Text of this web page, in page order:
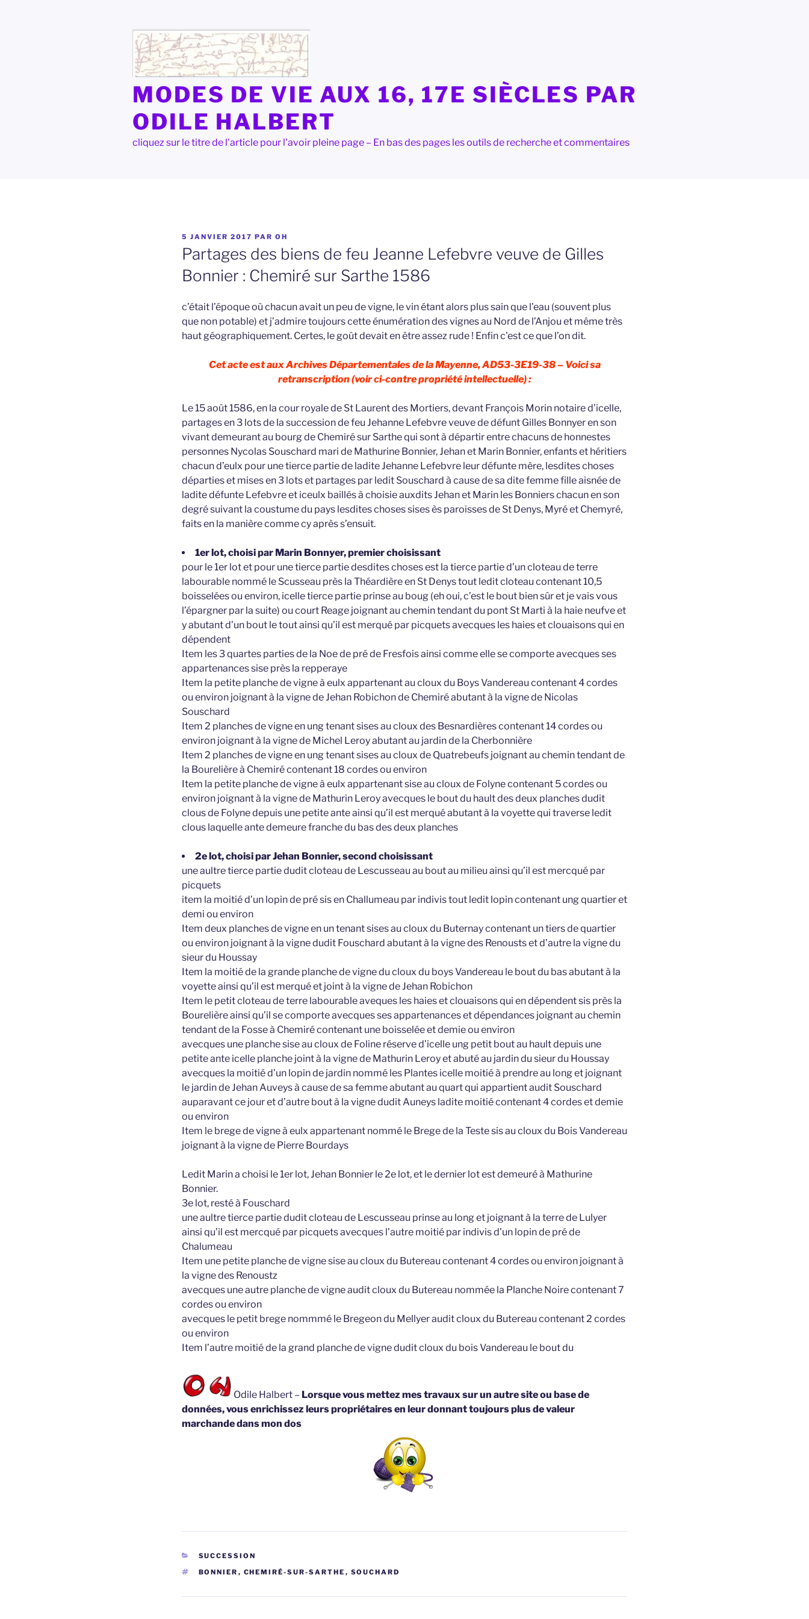
MODES DE VIE AUX 16, 17E SIÈCLES PAR
ODILE HALBERT
cliquez sur le titre de l'article pour l'avoir pleine page – En bas des pages les outils de recherche et commentaires
PUBLIÉ
LE
5 JANVIER 2017 PAR OH
Partages des biens de feu Jeanne Lefebvre veuve de Gilles
Bonnier : Chemiré sur Sarthe 1586
c’était l’époque où chacun avait un peu de vigne, le vin étant alors plus sain que l’eau (souvent plus
que non potable) et j’admire toujours cette énumération des vignes au Nord de l’Anjou et même très
haut géographiquement. Certes, le goût devait en être assez rude ! Enfin c’est ce que l’on dit.
Cet acte est aux Archives Départementales de la Mayenne, AD53-3E19-38 – Voici sa
retranscription (voir ci-contre propriété intellectuelle) :
Le 15 août 1586, en la cour royale de St Laurent des Mortiers, devant François Morin notaire d’icelle,
partages en 3 lots de la succession de feu Jehanne Lefebvre veuve de défunt Gilles Bonnyer en son
vivant demeurant au bourg de Chemiré sur Sarthe qui sont à départir entre chacuns de honnestes
personnes Nycolas Souschard mari de Mathurine Bonnier, Jehan et Marin Bonnier, enfants et héritiers
chacun d’eulx pour une tierce partie de ladite Jehanne Lefebvre leur défunte mère, lesdites choses
départies et mises en 3 lots et partages par ledit Souschard à cause de sa dite femme fille aisnée de
ladite défunte Lefebvre et iceulx baillés à choisie auxdits Jehan et Marin les Bonniers chacun en son
degré suivant la coustume du pays lesdites choses sises ès paroisses de St Denys, Myré et Chemyré,
faits en la manière comme cy après s’ensuit.
1er lot, choisi par Marin Bonnyer, premier choisissant
pour le 1er lot et pour une tierce partie desdites choses est la tierce partie d’un cloteau de terre
labourable nommé le Scusseau près la Théardière en St Denys tout ledit cloteau contenant 10,5
boisselées ou environ, icelle tierce partie prinse au boug (eh oui, c’est le bout bien sûr et je vais vous
l’épargner par la suite) ou court Reage joignant au chemin tendant du pont St Marti à la haie neufve et
y abutant d’un bout le tout ainsi qu’il est merqué par picquets avecques les haies et clouaisons qui en
dépendent
Item les 3 quartes parties de la Noe de pré de Fresfois ainsi comme elle se comporte avecques ses
appartenances sise près la repperaye
Item la petite planche de vigne à eulx appartenant au cloux du Boys Vandereau contenant 4 cordes
ou environ joignant à la vigne de Jehan Robichon de Chemiré abutant à la vigne de Nicolas
Souschard
Item 2 planches de vigne en ung tenant sises au cloux des Besnardières contenant 14 cordes ou
environ joignant à la vigne de Michel Leroy abutant au jardin de la Cherbonnière
Item 2 planches de vigne en ung tenant sises au cloux de Quatrebeufs joignant au chemin tendant de
la Bourelière à Chemiré contenant 18 cordes ou environ
Item la petite planche de vigne à eulx appartenant sise au cloux de Folyne contenant 5 cordes ou
environ joignant à la vigne de Mathurin Leroy avecques le bout du hault des deux planches dudit
clous de Folyne depuis une petite ante ainsi qu’il est merqué abutant à la voyette qui traverse ledit
clous laquelle ante demeure franche du bas des deux planches
2e lot, choisi par Jehan Bonnier, second choisissant
une aultre tierce partie dudit cloteau de Lescusseau au bout au milieu ainsi qu’il est mercqué par
picquets
item la moitié d’un lopin de pré sis en Challumeau par indivis tout ledit lopin contenant ung quartier et
demi ou environ
Item deux planches de vigne en un tenant sises au cloux du Buternay contenant un tiers de quartier
ou environ joignant à la vigne dudit Fouschard abutant à la vigne des Renousts et d’autre la vigne du
sieur du Houssay
Item la moitié de la grande planche de vigne du cloux du boys Vandereau le bout du bas abutant à la
voyette ainsi qu’il est merqué et joint à la vigne de Jehan Robichon
Item le petit cloteau de terre labourable aveques les haies et clouaisons qui en dépendent sis près la
Bourelière ainsi qu’il se comporte avecques ses appartenances et dépendances joignant au chemin
tendant de la Fosse à Chemiré contenant une boisselée et demie ou environ
avecques une planche sise au cloux de Foline réserve d’icelle ung petit bout au hault depuis une
petite ante icelle planche joint à la vigne de Mathurin Leroy et abuté au jardin du sieur du Houssay
avecques la moitié d’un lopin de jardin nommé les Plantes icelle moitié à prendre au long et joignant
le jardin de Jehan Auveys à cause de sa femme abutant au quart qui appartient audit Souschard
auparavant ce jour et d’autre bout à la vigne dudit Auneys ladite moitié contenant 4 cordes et demie
ou environ
Item le brege de vigne à eulx appartenant nommé le Brege de la Teste sis au cloux du Bois Vandereau
joignant à la vigne de Pierre Bourdays
Ledit Marin a choisi le 1er lot, Jehan Bonnier le 2e lot, et le dernier lot est demeuré à Mathurine
Bonnier.
3e lot, resté à Fouschard
une aultre tierce partie dudit cloteau de Lescusseau prinse au long et joignant à la terre de Lulyer
ainsi qu’il est mercqué par picquets avecques l’autre moitié par indivis d’un lopin de pré de
Chalumeau
Item une petite planche de vigne sise au cloux du Butereau contenant 4 cordes ou environ joignant à
la vigne des Renoustz
avecques une autre planche de vigne audit cloux du Butereau nommée la Planche Noire contenant 7
cordes ou environ
avecques le petit brege nommmé le Bregeon du Mellyer audit cloux du Butereau contenant 2 cordes
ou environ
Item l’autre moitié de la grand planche de vigne dudit cloux du bois Vandereau le bout du
Odile Halbert – Lorsque vous mettez mes travaux sur un autre site ou base de
données, vous enrichissez leurs propriétaires en leur donnant toujours plus de valeur
marchande dans mon dos
CATÉGORIES
SUCCESSION
ÉTIQUETTES
BONNIER , CHEMIRÉ-SUR-SARTHE , SOUCHARD